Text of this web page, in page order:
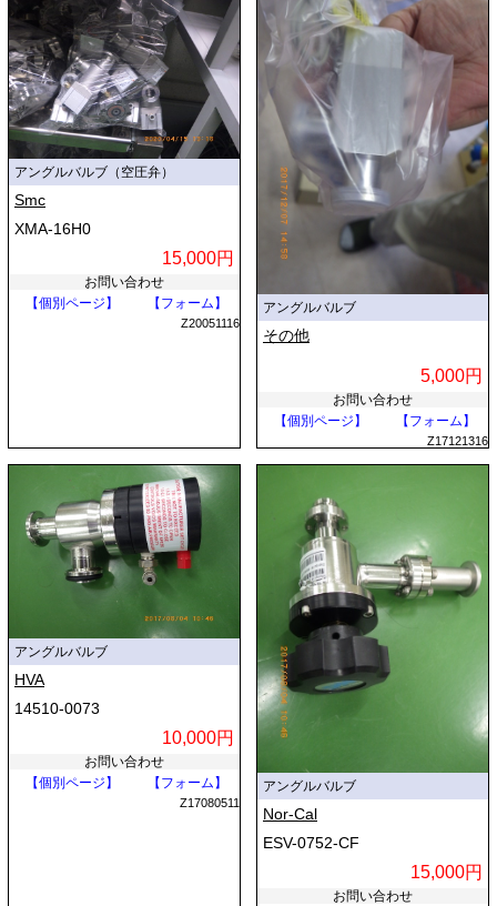
アングルバルブ（空圧弁）
Smc
XMA-16H0
15,000円
お問い合わせ
【個別ページ】
【フォーム】
Z20051116
アングルバルブ
その他
5,000円
お問い合わせ
【個別ページ】
【フォーム】
Z17121316
アングルバルブ
HVA
14510-0073
10,000円
お問い合わせ
【個別ページ】
【フォーム】
Z17080511
アングルバルブ
Nor-Cal
ESV-0752-CF
15,000円
お問い合わせ